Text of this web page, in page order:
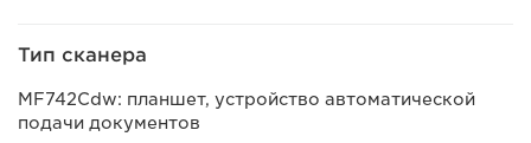
Тип сканера
MF742Cdw: планшет, устройство автоматической
подачи документов